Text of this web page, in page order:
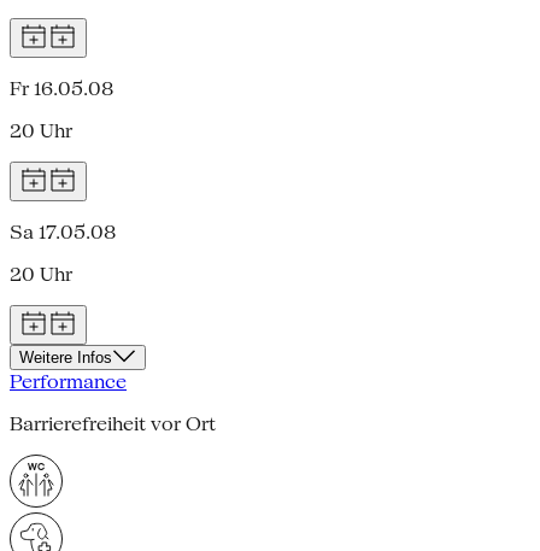
Fr 16.05.08
20 Uhr
Sa 17.05.08
20 Uhr
Weitere Infos
Performance
Barrierefreiheit vor Ort